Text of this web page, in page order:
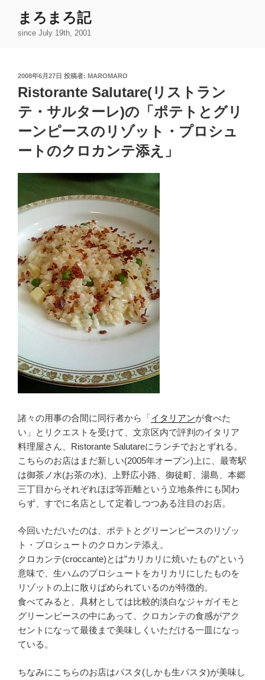
まろまろ記
since July 19th, 2001
投
稿
日:
2008年6月27日 投稿者: MAROMARO
Ristorante Salutare(リストラン
テ・サルターレ)の「ポテトとグリ
ーンピースのリゾット・プロシュ
ートのクロカンテ添え」
諸々の用事の合間に同行者から「イタリアンが食べた
い」とリクエストを受けて、文京区内で評判のイタリア
料理屋さん、Ristorante Salutareにランチでおとずれる。
こちらのお店はまだ新しい(2005年オープン)上に、最寄駅
は御茶ノ水(お茶の水)、上野広小路、御徒町、湯島、本郷
三丁目からそれぞれほぼ等距離という立地条件にも関わ
らず、すでに名店として定着しつつある注目のお店。
今回いただいたのは、ポテトとグリーンピースのリゾッ
ト・プロシュートのクロカンテ添え。
クロカンテ(croccante)とは”カリカリに焼いたもの”という
意味で、生ハムのプロシュートをカリカリにしたものを
リゾットの上に散りばめられているのが特徴的。
食べてみると、具材としては比較的淡白なジャガイモと
グリーンピースの中にあって、クロカンテの食感がアク
セントになって最後まで美味しくいただける一皿になっ
ている。
ちなみにこちらのお店はパスタ(しかも生パスタ)が美味し